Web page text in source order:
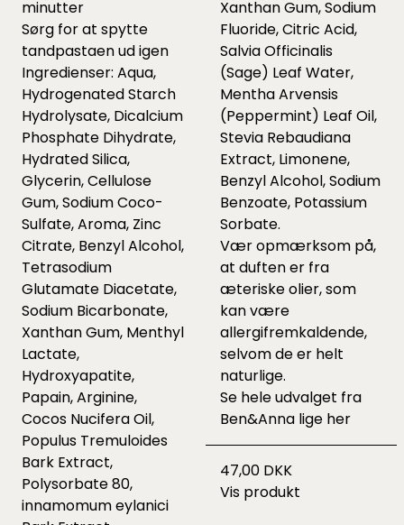
minutter
Sørg for at spytte
tandpastaen ud igen
Ingredienser: Aqua,
Hydrogenated Starch
Hydrolysate, Dicalcium
Phosphate Dihydrate,
Hydrated Silica,
Glycerin, Cellulose
Gum, Sodium Coco-
Sulfate, Aroma, Zinc
Citrate, Benzyl Alcohol,
Tetrasodium
Glutamate Diacetate,
Sodium Bicarbonate,
Xanthan Gum, Menthyl
Lactate,
Hydroxyapatite,
Papain, Arginine,
Cocos Nucifera Oil,
Populus Tremuloides
Bark Extract,
Polysorbate 80,
innamomum eylanici
Xanthan Gum, Sodium
Fluoride, Citric Acid,
Salvia Officinalis
(Sage) Leaf Water,
Mentha Arvensis
(Peppermint) Leaf Oil,
Stevia Rebaudiana
Extract, Limonene,
Benzyl Alcohol, Sodium
Benzoate, Potassium
Sorbate.
Vær opmærksom på,
at duften er fra
æteriske olier, som
kan være
allergifremkaldende,
selvom de er helt
naturlige.
Se hele udvalget fra
Ben&Anna lige her
47,00 DKK
Vis produkt